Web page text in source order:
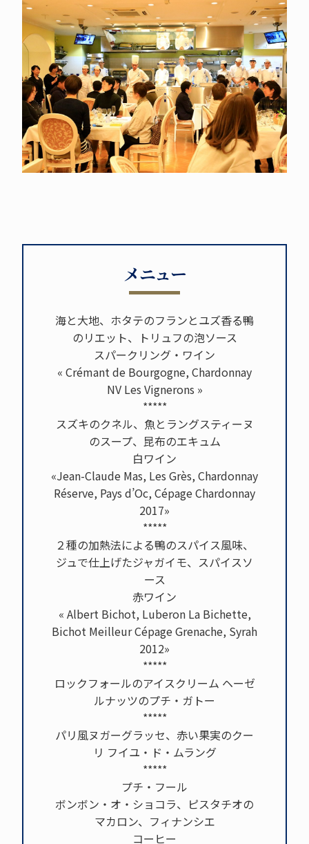
メニュー
海と大地、ホタテのフランとユズ香る鴨
のリエット、トリュフの泡ソース
スパークリング・ワイン
« Crémant de Bourgogne, Chardonnay
NV Les Vignerons »
*****
スズキのクネル、魚とラングスティーヌ
のスープ、昆布のエキュム
白ワイン
«Jean-Claude Mas, Les Grès, Chardonnay
Réserve, Pays d’Oc, Cépage Chardonnay
2017»
*****
２種の加熱法による鴨のスパイス風味、
ジュで仕上げたジャガイモ、スパイスソ
ース
赤ワイン
« Albert Bichot, Luberon La Bichette,
Bichot Meilleur Cépage Grenache, Syrah
2012»
*****
ロックフォールのアイスクリーム ヘーゼ
ルナッツのプチ・ガトー
*****
パリ風ヌガーグラッセ、赤い果実のクー
リ フイユ・ド・ムラング
*****
プチ・フール
ボンボン・オ・ショコラ、ピスタチオの
マカロン、フィナンシエ
コーヒー